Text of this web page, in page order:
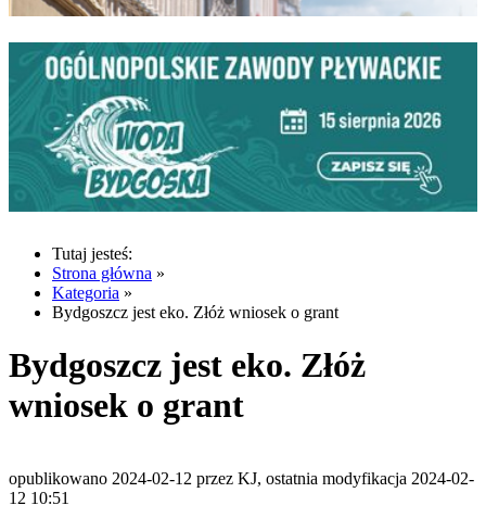
Tutaj jesteś:
Strona główna »
Kategoria »
Bydgoszcz jest eko. Złóż wniosek o grant
Bydgoszcz jest eko. Złóż
wniosek o grant
opublikowano 2024-02-12 przez KJ, ostatnia modyfikacja 2024-02-
12 10:51